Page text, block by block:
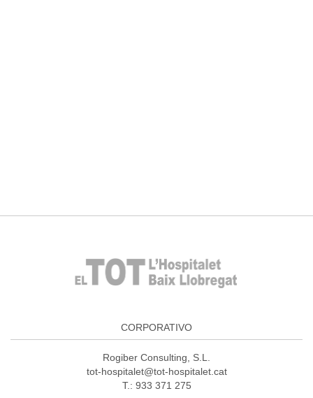
CORPORATIVO
Rogiber Consulting, S.L.
tot-hospitalet@tot-hospitalet.cat
T.: 933 371 275